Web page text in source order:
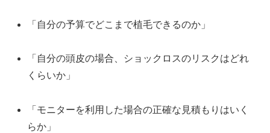
「自分の予算でどこまで植毛できるのか」
「自分の頭皮の場合、ショックロスのリスクはどれ
くらいか」
「モニターを利用した場合の正確な見積もりはいく
らか」